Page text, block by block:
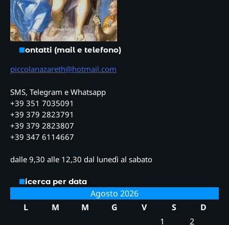
Contatti (mail e telefono)
piccolanazareth@hotmail.com
SMS, Telegram e Whatsapp
+39 351 7035091
+39 379 2823791
+39 379 2823807
+39 347 6114667
dalle 9,30 alle 12,30 dal lunedì al sabato
Ricerca per data
Agosto 2026
L
M M G V S
D
1
2